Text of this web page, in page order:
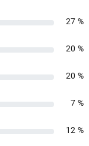
27 %
20 %
20 %
7 %
12 %